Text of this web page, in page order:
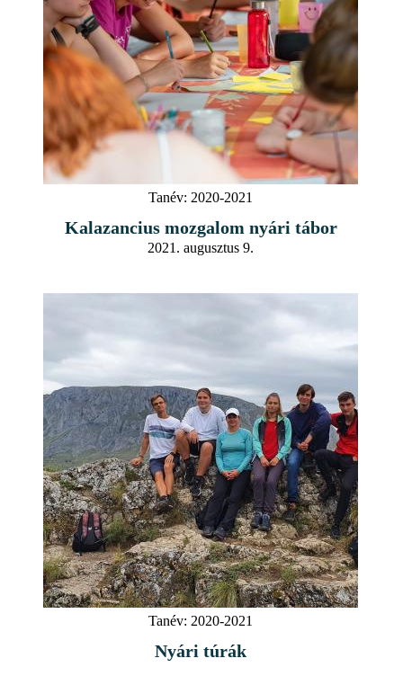
Tanév: 2020-2021
Kalazancius mozgalom nyári tábor
2021. augusztus 9.
Tanév: 2020-2021
Nyári túrák